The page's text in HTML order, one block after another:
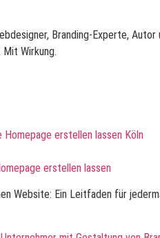
Branding-Experte,
Mit Wirkung.
erstellen lassen
Website: Ein Leitfaden für